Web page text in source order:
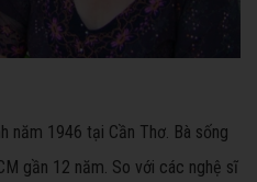
năm 1946 tại Cần Thơ. Bà sống
gần 12 năm. So với các nghệ sĩ